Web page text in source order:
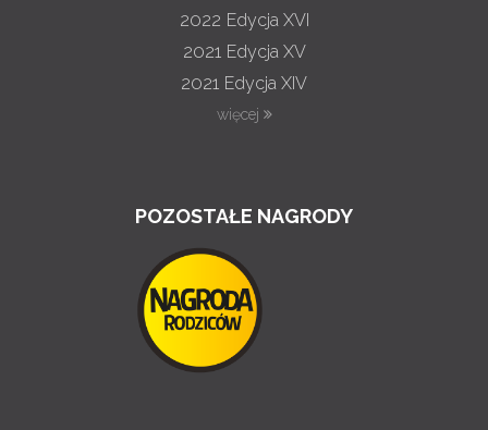
2022 Edycja XVI
2021 Edycja XV
2021 Edycja XIV
więcej
POZOSTAŁE NAGRODY